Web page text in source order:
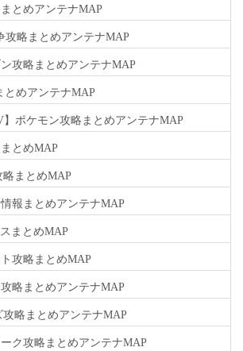
とめアンテナMAP
略まとめアンテナMAP
攻略まとめアンテナMAP
めアンテナMAP
ポケモン攻略まとめアンテナMAP
とめMAP
まとめMAP
報まとめアンテナMAP
まとめMAP
攻略まとめMAP
略まとめアンテナMAP
略まとめアンテナMAP
ク攻略まとめアンテナMAP